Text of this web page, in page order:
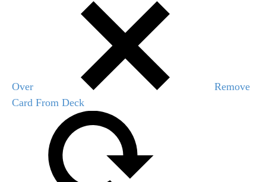
Over
Remove
Card From Deck